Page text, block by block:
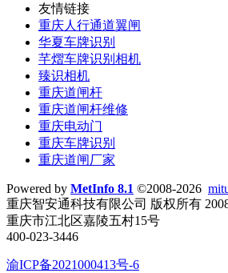
友情链接
重庆人行通道翼闸
华夏车牌识别
芊熠车牌识别相机
臻识相机
重庆道闸杆
重庆道闸杆维修
重庆电动门
重庆车牌识别
重庆道闸厂家
Powered by MetInfo 8.1 ©2008-2026
重庆智安通科技有限公司 版权所有
重庆市江北区嘉陵五村15号
400-023-3446
渝ICP备2021000413号-6